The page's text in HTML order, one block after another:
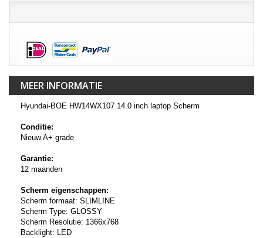
MEER INFORMATIE
Hyundai-BOE HW14WX107 14.0 inch laptop Scherm
Conditie:
Nieuw A+ grade
Garantie:
12 maanden
Scherm eigenschappen:
Scherm formaat: SLIMLINE
Scherm Type: GLOSSY
Scherm Resolutie: 1366x768
Backlight: LED